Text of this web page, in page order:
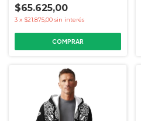
COLECCIONES
$65.625,00
3 x $21.875,00 sin interés
COMPRAR